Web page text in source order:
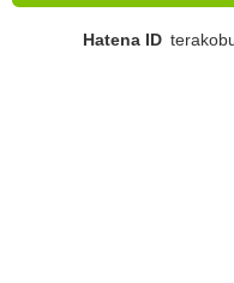
Hatena ID